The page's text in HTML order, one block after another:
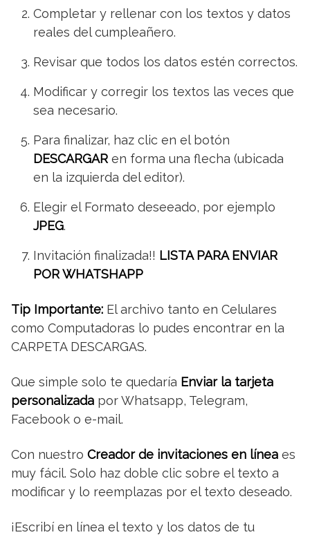
Completar y rellenar con los textos y datos
reales del cumpleañero.
Revisar que todos los datos estén correctos.
Modificar y corregir los textos las veces que
sea necesario.
Para finalizar, haz clic en el botón
DESCARGAR en forma una flecha (ubicada
en la izquierda del editor).
Elegir el Formato deseeado, por ejemplo
JPEG.
Invitación finalizada!! LISTA PARA ENVIAR
POR WHATSHAPP
Tip Importante: El archivo tanto en Celulares
como Computadoras lo pudes encontrar en la
CARPETA DESCARGAS.
Que simple solo te quedaría Enviar la tarjeta
personalizada por Whatsapp, Telegram,
Facebook o e-mail.
Con nuestro Creador de invitaciones en línea es
muy fácil. Solo haz doble clic sobre el texto a
modificar y lo reemplazas por el texto deseado.
¡Escribí en línea el texto y los datos de tu